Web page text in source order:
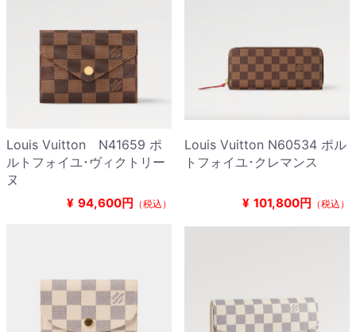
Louis Vuitton N41659 ポ
ルトフォイユ･ヴィクトリー
ヌ
¥ 94,600円 （税込）
Louis Vuitton N60534 ポル
トフォイユ･クレマンス
¥ 101,800円 （税込）